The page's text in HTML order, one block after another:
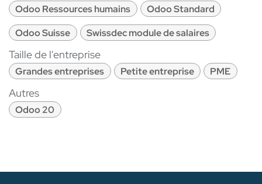
Odoo Ressources humains
Odoo Standard
Odoo Suisse
Swissdec module de salaires
Taille de l'entreprise
Grandes entreprises Petite entreprise PME
Autres
Odoo 20